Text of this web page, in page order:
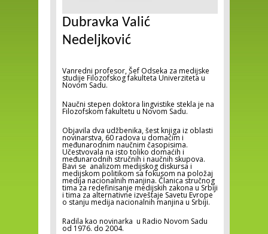
Dubravka Valić
Nedeljković
Vanredni profesor, Šef Odseka za medijske
studije Filozofskog fakulteta Univerziteta u
Novom Sadu.
Naučni stepen doktora lingvistike stekla je na
Filozofskom fakultetu u Novom Sadu.
Objavila dva udžbenika, šest knjiga iz oblasti
novinarstva, 60 radova u domaćim i
međunarodnim naučnim časopisima.
Učestvovala na isto toliko domaćih i
međunarodnih stručnih i naučnih skupova.
Bavi se analizom medijskog diskursa i
medijskom politikom sa fokusom na položaj
medija nacionalnih manjina. Članica stručnog
tima za redefinisanje medijskih zakona u Srbiji
i tima za alternativne izveštaje Savetu Evrope
o stanju medija nacionalnih manjina u Srbiji.
Radila kao novinarka u Radio Novom Sadu
od 1976. do 2004.